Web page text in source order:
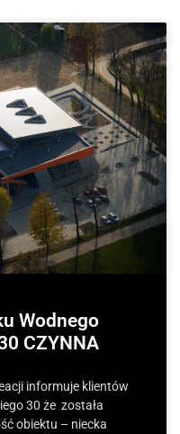
Wodnego
CZYNNA
informuje klientów
30 że została
obiektu – niecka